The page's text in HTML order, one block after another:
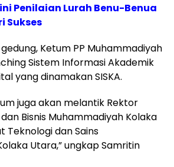
Penilaian Lurah Benu-Benua
Sukses
Ketum PP Muhammadiyah
Sistem Informasi Akademik
yang dinamakan SISKA.
juga akan melantik Rektor
Bisnis Muhammadiyah Kolaka
Teknologi dan Sains
Utara,” ungkap Samritin